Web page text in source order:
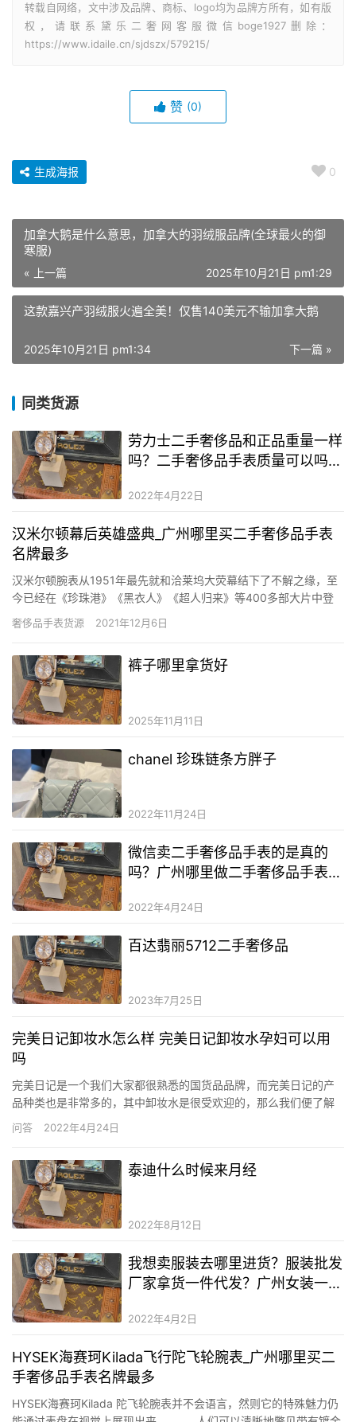
转载自网络，文中涉及品牌、商标、logo均为品牌方所有，如有版
权，请联系黛乐二奢网客服微信boge1927删除：
https://www.idaile.cn/sjdszx/579215/
赞 (0)
0
生成海报
加拿大鹅是什么意思，加拿大的羽绒服品牌(全球最火的御
寒服)
« 上一篇 2025年10月21日 pm1:29
这款嘉兴产羽绒服火遍全美！仅售140美元不输加拿大鹅
下一篇 »
2025年10月21日 pm1:34
同类货源
劳力士二手奢侈品和正品重量一样
吗？二手奢侈品手表质量可以吗？
的区别是什么
2022年4月22日
汉米尔顿幕后英雄盛典_广州哪里买二手奢侈品手表
名牌最多
汉米尔顿腕表从1951年最先就和洽莱坞大荧幕结下了不解之缘，至
今已经在《珍珠港》《黑衣人》《超人归来》等400多部大片中登
场;在这一历程中，汉米尔顿深刻的领会到幕后影戏人对影戏事业的
伟大孝顺，因此在好莱坞开办了一年一度的“汉米尔顿幕后英雄盛
奢侈品手表货源 2021年12月6日
裤子哪里拿货好
2025年11月11日
chanel 珍珠链条方胖子
2022年11月24日
微信卖二手奢侈品手表的是真的
吗？广州哪里做二手奢侈品手表？
吗
2022年4月24日
百达翡丽5712二手奢侈品
2023年7月25日
完美日记卸妆水怎么样 完美日记卸妆水孕妇可以用
吗
完美日记是一个我们大家都很熟悉的国货品品牌，而完美日记的产
品种类也是非常多的，其中卸妆水是很受欢迎的，那么我们便了解
一下完美日记卸妆水怎么样？完美日记卸妆水孕妇可以用吗？ 完美
日记卸妆水怎么样 完美日记氨基酸温和净澈卸妆水，又叫“白胖
分子能…
问答 2022年4月24日
泰迪什么时候来月经
2022年8月12日
我想卖服装去哪里进货？服装批发
厂家拿货一件代发？广州女装一手
2022年4月2日
HYSEK海赛珂Kilada飞行陀飞轮腕表_广州哪里买二
手奢侈品手表名牌最多
HYSEK海赛珂Kilada 陀飞轮腕表并不会语言，然则它的特殊魅力仍